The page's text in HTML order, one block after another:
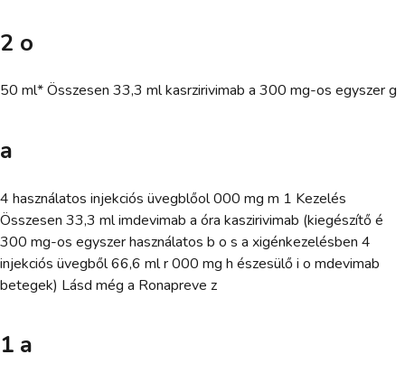
2 o
50 ml* Összesen 33,3 ml kasrzirivimab a 300 mg-os egyszer g
a
4 használatos injekciós üvegblőol 000 mg m 1 Kezelés
Összesen 33,3 ml imdevimab a óra kaszirivimab (kiegészítő é
300 mg-os egyszer használatos b o s a xigénkezelésben 4
injekciós üvegből 66,6 ml r 000 mg h észesülő i o mdevimab
betegek) Lásd még a Ronapreve z
1 a